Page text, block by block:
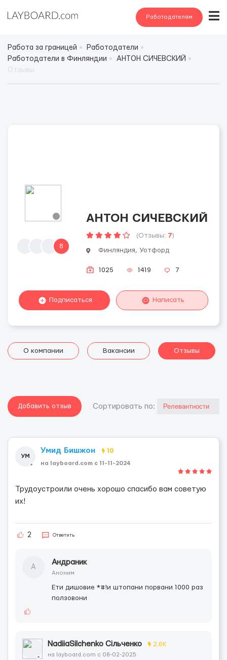
Работодателям
Работа за границей
Работодатели
Работодатели в Финляндии
АНТОН СИЧЕВСКИЙ
8
АНТОН СИЧЕВСКИЙ
(Отзывы: 7)
Финляндия, Уотфорд
1025 1419 7
Подписаться Написать
О компании Вакансии Отзывы
Добавить отзыв Cортировать по:
УМ
Умид Бишжон 10
на layboard.com c 11-11-2024
Трудоустроили очень хорошо спасибо вам советую
их!
2 Ответить
А
Андраник
Аноним
Ети дишовие *#!и штопани порвани 1000 раз
ползовони
NadiiaSilchenko Сільченко 2.6K
на layboard.com c 08-02-2025